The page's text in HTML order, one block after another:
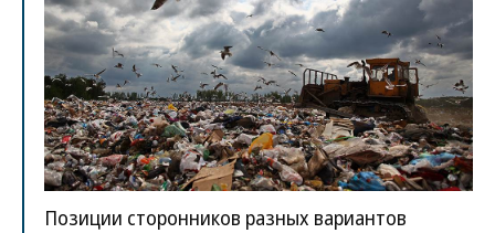
Позиции сторонников разных вариантов